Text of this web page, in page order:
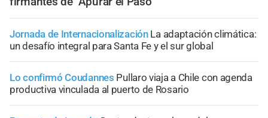
Jornada de Internacionalización La adaptación climática:
un desafío integral para Santa Fe y el sur global
Lo confirmó Coudannes Pullaro viaja a Chile con agenda
productiva vinculada al puerto de Rosario